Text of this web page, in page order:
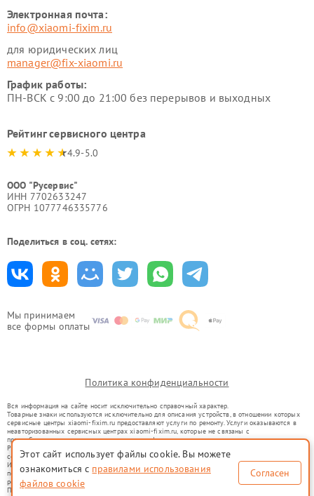
Мы принимаем
все формы оплаты
Электронная почта:
info@xiaomi-fixim.ru
для юридических лиц
manager@fix-xiaomi.ru
График работы:
ПН-ВСК с 9:00 до 21:00 без перерывов и выходных
Рейтинг сервисного центра
4.9-5.0
ООО "Русервис"
ИНН 7702633247
ОГРН 1077746335776
Поделиться в соц. сетях:
Политика конфиденциальности
Вся информация на сайте носит исключительно справочный характер.
Товарные знаки используются исключительно для описания устройств, в отношении которых
сервисные центры xiaomi-fixim.ru предоставляют услуги по ремонту. Услуги оказываются в
неавторизованных сервисных центрах xiaomi-fixim.ru, которые не связаны с
правообладателями товарных знаков или их официальными представителями.
Ремонт осуществляется для устройств, уже введенных в гражданский оборот в соответствии
со статьей 1487 ГК РФ.
Использование товарных знаков не преследует цели индивидуализации услуг или введения
потребителей в заблуждение, а служит для информирования о предоставляемых услугах по
ремонту техники указанных брендов.
Представленная на сайте информация не является публичной офертой, определяемой
Этот сайт использует файлы cookie. Вы можете
ознакомиться с правилами использования
файлов cookie
Согласен